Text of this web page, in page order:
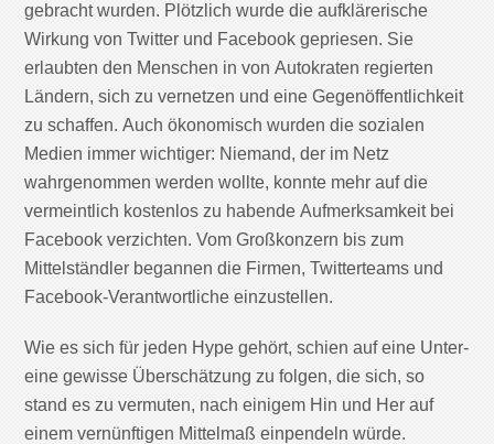
gebracht wurden. Plötzlich wurde die aufklärerische
Wirkung von Twitter und Facebook gepriesen. Sie
erlaubten den Menschen in von Autokraten regierten
Ländern, sich zu vernetzen und eine Gegenöffentlichkeit
zu schaffen. Auch ökonomisch wurden die sozialen
Medien immer wichtiger: Niemand, der im Netz
wahrgenommen werden wollte, konnte mehr auf die
vermeintlich kostenlos zu habende Aufmerksamkeit bei
Facebook verzichten. Vom Großkonzern bis zum
Mittelständler begannen die Firmen, Twitterteams und
Facebook-Verantwortliche einzustellen.
Wie es sich für jeden Hype gehört, schien auf eine Unter-
eine gewisse Überschätzung zu folgen, die sich, so
stand es zu vermuten, nach einigem Hin und Her auf
einem vernünftigen Mittelmaß einpendeln würde.